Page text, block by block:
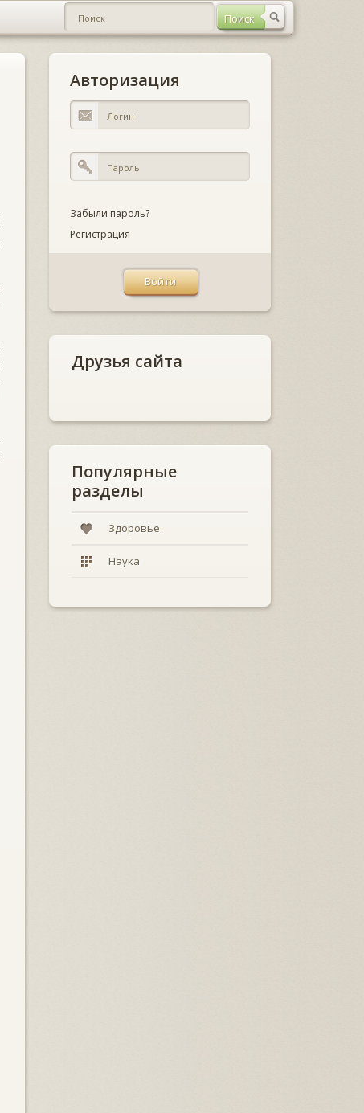
Авторизация
Забыли пароль?
Регистрация
Друзья сайта
Популярные
разделы
Здоровье
Наука